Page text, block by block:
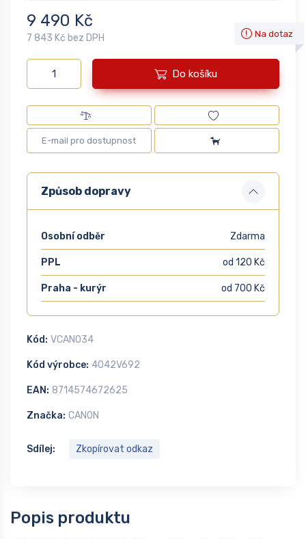
9 490 Kč
7 843 Kč bez DPH Na dotaz
Do košíku
Způsob dopravy
Osobní odběr Zdarma
PPL od 120 Kč
Praha - kurýr od 700 Kč
Kód: VCAN034
Kód výrobce: 4042V692
EAN: 8714574672625
Značka: CANON
Sdílej: Zkopírovat odkaz
Popis produktu